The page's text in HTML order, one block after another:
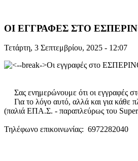
ΟΙ ΕΓΓΡΑΦΕΣ ΣΤΟ
Τετάρτη, 3 Σεπτεμβρίου, 2025 - 12:07
Οι εγγραφές στο
Σας ενημερώνουμε ότι οι εγγραφές
Για το λόγο αυτό, αλλά και για κάθε
(παλιά ΕΠΑ.Σ. - παραπλεύρως του Super
Τηλέφωνο επικοινωνίας: 6972282040